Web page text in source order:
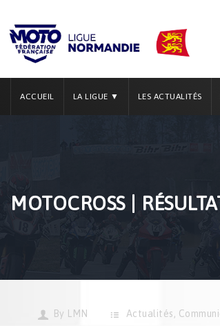
ACCUEIL LA LIGUE ▼ LES ACTUALITÉS
MOTOCROSS |
By LMN Actualités,